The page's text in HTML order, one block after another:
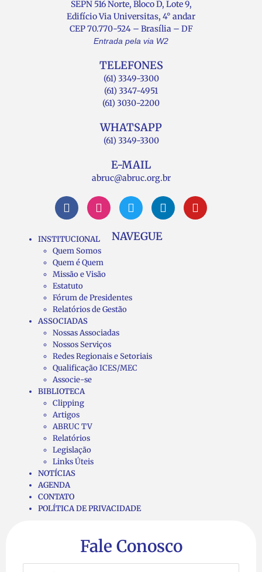
SEPN 516 Norte, Bloco D, Lote 9,
Edifício Via Universitas, 4° andar
CEP 70.770-524 – Brasília – DF
Entrada pela via W2
TELEFONES
(61) 3349-3300
(61) 3347-4951
(61) 3030-2200
WHATSAPP
(61) 3349-3300
E-MAIL
abruc@abruc.org.br
NAVEGUE
INSTITUCIONAL
Quem Somos
Quem é Quem
Missão e Visão
Estatuto
Fórum de Presidentes
Relatórios de Gestão
ASSOCIADAS
Nossas Associadas
Nossos Serviços
Redes Regionais e Setoriais
Qualificação ICES/MEC
Associe-se
BIBLIOTECA
Clipping
Artigos
ABRUC TV
Relatórios
Legislação
Links Úteis
NOTÍCIAS
AGENDA
CONTATO
POLÍTICA DE PRIVACIDADE
Fale Conosco